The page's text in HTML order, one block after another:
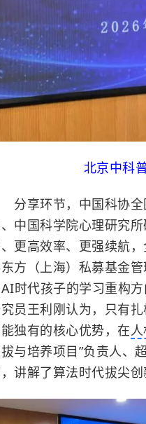
北京中科
享环节，中国科协全
中国科学院心理研究
更高效率、更强续航
方（上海）私募基金
时代孩子的学习重构
员王利刚认为，只有
独有的核心优势，在
与培养项目”负责人、
讲解了算法时代拔尖创